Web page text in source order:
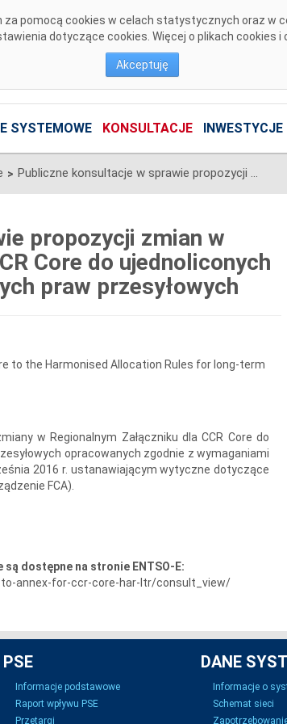
pomocą cookies w celach statystycznych oraz w
dotyczące cookies. Więcej o plikach cookies
Akceptuję
SYSTEMOWE KONSULTACJE INWESTYCJE
> Publiczne konsultacje w sprawie propozycji zmian w Regionalnym Załączniku dla CCR Core do ujednoliconych zasad alokacji długoterminowych praw przesyłowych
propozycji zmian w
Core do ujednoliconych
praw przesyłowych
to the Harmonised Allocation Rules for long-term
w Regionalnym Załączniku dla CCR Core do
opracowanych zgodnie z wymaganiami
2016 r. ustanawiającym wytyczne dotyczące
FCA).
dostępne na stronie ENTSO-E:
annex-for-ccr-core-har-ltr/consult_view/
PSE
Informacje podstawowe
Raport wpływu PSE
Przetargi
DANE
Informacje o
Schemat sieci